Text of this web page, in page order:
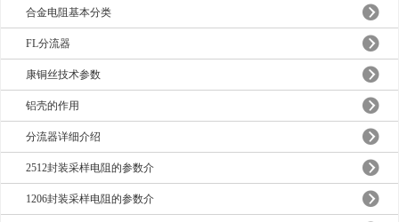
合金电阻基本分类
FL分流器
康铜丝技术参数
铝壳的作用
分流器详细介绍
2512封装采样电阻的参数介
1206封装采样电阻的参数介